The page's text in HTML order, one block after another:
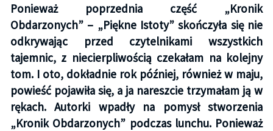
Ponieważ poprzednia część „Kronik
Obdarzonych” – „Piękne Istoty” skończyła się nie
odkrywając przed czytelnikami wszystkich
tajemnic, z niecierpliwością czekałam na kolejny
tom. I oto, dokładnie rok później, również w maju,
powieść pojawiła się, a ja nareszcie trzymałam ją w
rękach. Autorki wpadły na pomysł stworzenia
„Kronik Obdarzonych” podczas lunchu. Ponieważ